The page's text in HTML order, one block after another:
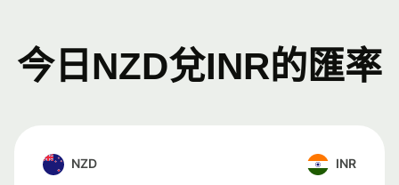
今日NZD兌INR的匯率
NZD INR